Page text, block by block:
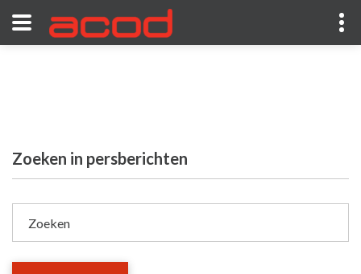
Zoeken in persberichten
Zoeken